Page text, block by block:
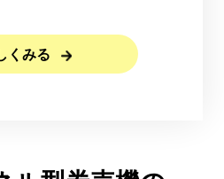
くみる